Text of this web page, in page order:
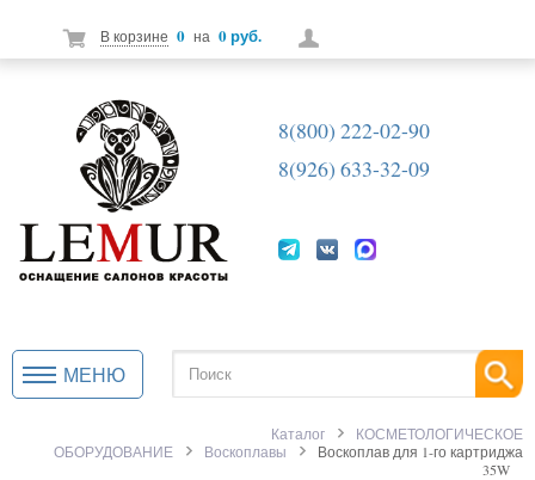
В корзине 0 на 0 руб.
8(800) 222-02-90
8(926) 633-32-09
МЕНЮ
Каталог
КОСМЕТОЛОГИЧЕСКОЕ
ОБОРУДОВАНИЕ
Воскоплавы
Воскоплав для 1-го картриджа
35W